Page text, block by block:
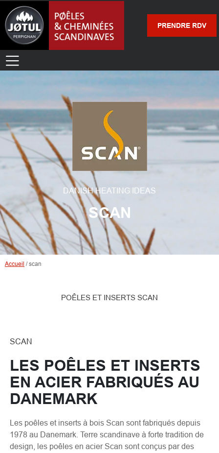
PRENDRE RDV
DANISH HEATING IDEAS
SCAN
Accueil / scan
POÊLES ET INSERTS SCAN
SCAN
LES POÊLES ET INSERTS
EN ACIER FABRIQUÉS AU
DANEMARK
Les poêles et inserts à bois Scan sont fabriqués depuis
1978 au Danemark. Terre scandinave à forte tradition de
design, les poêles en acier Scan sont conçus par des